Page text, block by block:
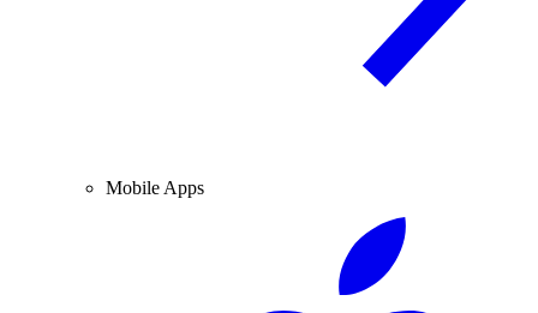
Mobile Apps